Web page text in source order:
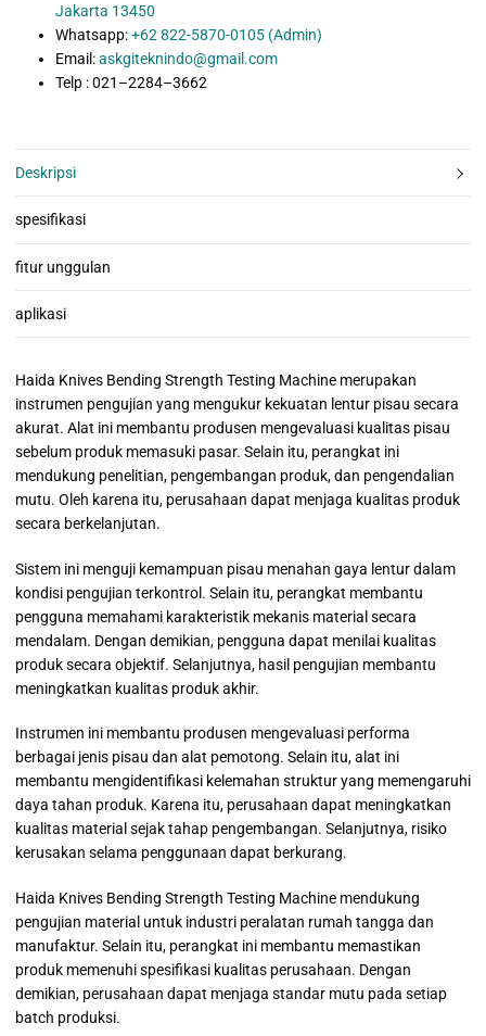
Jakarta 13450
Whatsapp: +62 822-5870-0105 (Admin)
Email:askgiteknindo@gmail.com
Telp : 021–2284–3662
Deskripsi
spesifikasi
fitur unggulan
aplikasi
Haida Knives Bending Strength Testing Machine merupakan
instrumen pengujian yang mengukur kekuatan lentur pisau secara
akurat. Alat ini membantu produsen mengevaluasi kualitas pisau
sebelum produk memasuki pasar. Selain itu, perangkat ini
mendukung penelitian, pengembangan produk, dan pengendalian
mutu. Oleh karena itu, perusahaan dapat menjaga kualitas produk
secara berkelanjutan.
Sistem ini menguji kemampuan pisau menahan gaya lentur dalam
kondisi pengujian terkontrol. Selain itu, perangkat membantu
pengguna memahami karakteristik mekanis material secara
mendalam. Dengan demikian, pengguna dapat menilai kualitas
produk secara objektif. Selanjutnya, hasil pengujian membantu
meningkatkan kualitas produk akhir.
Instrumen ini membantu produsen mengevaluasi performa
berbagai jenis pisau dan alat pemotong. Selain itu, alat ini
membantu mengidentifikasi kelemahan struktur yang memengaruhi
daya tahan produk. Karena itu, perusahaan dapat meningkatkan
kualitas material sejak tahap pengembangan. Selanjutnya, risiko
kerusakan selama penggunaan dapat berkurang.
Haida Knives Bending Strength Testing Machine mendukung
pengujian material untuk industri peralatan rumah tangga dan
manufaktur. Selain itu, perangkat ini membantu memastikan
produk memenuhi spesifikasi kualitas perusahaan. Dengan
demikian, perusahaan dapat menjaga standar mutu pada setiap
batch produksi.